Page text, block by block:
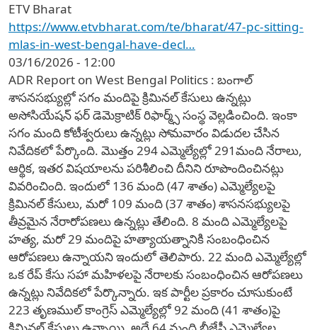
ETV Bharat
https://www.etvbharat.com/te/bharat/47-pc-sitting-
mlas-in-west-bengal-have-decl…
03/16/2026 - 12:00
ADR Report on West Bengal Politics : బంగాల్​
శాసనసభ్యుల్లో సగం మందిపై క్రిమినల్ కేసులు ఉన్నట్లు
అసోసియేషన్​ ఫర్​ డెమెక్రాటిక్ రిఫార్మ్స్​ సంస్థ వెల్లడించింది. ఇంకా
సగం మంది కోటీశ్వరులు ఉన్నట్లు సోమవారం విడుదల చేసిన
నివేదికలో పేర్కొంది. మొత్తం 294 ఎమ్మెల్యేల్లో 291మంది నేరాలు,
ఆర్థిక, ఇతర విషయాలను పరిశీలించి దీనిని రూపొందించినట్లు
వివరించింది. ఇందులో 136 మంది (47 శాతం) ఎమ్మెల్యేలపై
క్రిమినల్ కేసులు, మరో 109 మంది (37 శాతం) శాసనసభ్యులపై
తీవ్రమైన నేరారోపణలు ఉన్నట్లు తేలింది. 8 మంది ఎమ్మెల్యేలపై
హత్య, మరో 29 మందిపై హత్యాయత్నానికి సంబంధించిన
ఆరోపణలు ఉన్నాయని ఇందులో తెలిపారు. 22 మంది ఎమ్మెల్యేల్లో
ఒక రేప్ కేసు సహా మహిళలపై నేరాలకు సంబంధించిన ఆరోపణలు
ఉన్నట్లు నివేదికలో పేర్కొన్నారు. ఇక పార్టీల ప్రకారం చూసుకుంటే
223 తృణముల్​ కాంగ్రెస్​ ఎమ్మెల్యేల్లో 92 మంది (41 శాతం)పై